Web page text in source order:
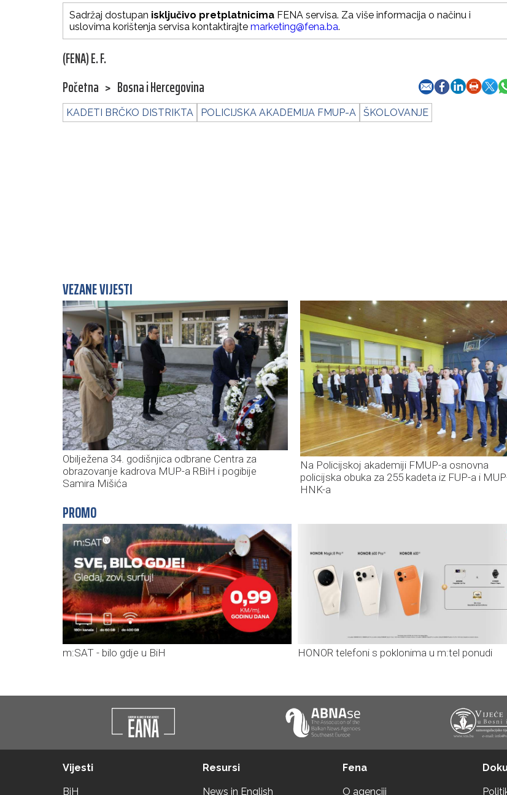
Sadržaj dostupan isključivo pretplatnicima FENA servisa. Za više informacija o načinu i
uslovima korištenja servisa kontaktirajte marketing@fena.ba.
(FENA) E. F.
Početna > Bosna i Hercegovina
KADETI BRČKO DISTRIKTA POLICIJSKA AKADEMIJA FMUP-A ŠKOLOVANJE
VEZANE VIJESTI
Obilježena 34. godišnjica odbrane Centra za
obrazovanje kadrova MUP-a RBiH i pogibije
Samira Mišića
Na Policijskoj akademiji FMUP-a osnovna
policijska obuka za 255 kadeta iz FUP-a i
HNK-a
PROMO
m:SAT - bilo gdje u BiH HONOR telefoni s poklonima u m:tel ponudi
Vijesti
BiH
Resursi
News in English
Fena
O agenciji